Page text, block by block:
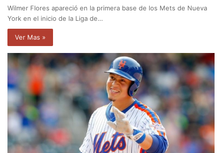
Wilmer Flores apareció en la primera base de los Mets de Nueva
York en el inicio de la Liga de…
Ver Mas »